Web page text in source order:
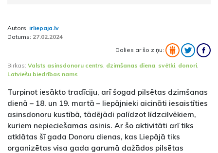
Autors: irliepaja.lv
Datums: 27.02.2024
Dalies ar šo ziņu:
Birkas: Valsts asinsdonoru centrs dzimšanas diena svētki donori
Latviešu biedrības nams
Turpinot iesākto tradīciju, arī šogad pilsētas dzimšanas
dienā – 18. un 19. martā – liepājnieki aicināti iesaistīties
asinsdonoru kustībā, tādējādi palīdzot līdzcilvēkiem,
kuriem nepieciešamas asinis. Ar šo aktivitāti arī tiks
atklātas šī gada Donoru dienas, kas Liepājā tiks
organizētas visa gada garumā dažādos pilsētas